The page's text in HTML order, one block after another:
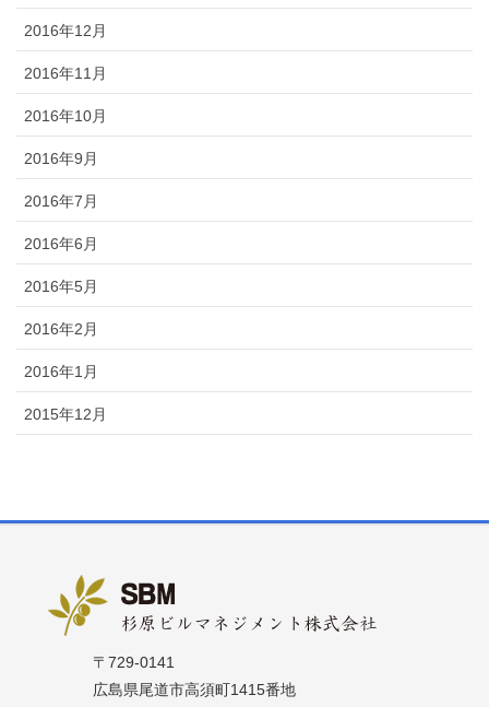
2016年12月
2016年11月
2016年10月
2016年9月
2016年7月
2016年6月
2016年5月
2016年2月
2016年1月
2015年12月
〒729-0141
広島県尾道市高須町1415番地